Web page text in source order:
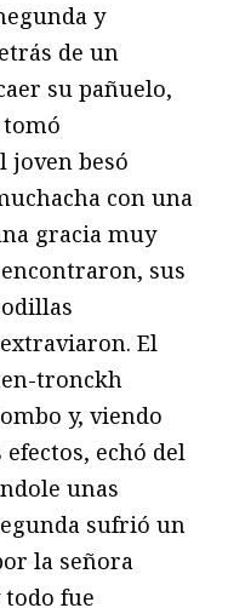
y
de un
su pañuelo,
joven besó
con una
gracia muy
sus
El
tronckh
y, viendo
echó del
unas
sufrió un
la señora
fue